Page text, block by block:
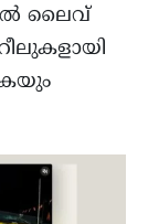
ലൈവ്